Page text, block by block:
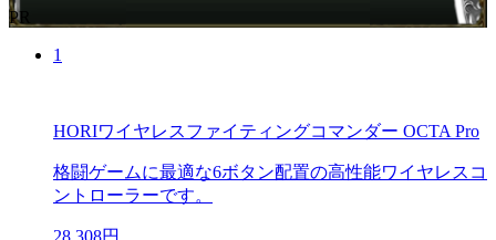
PR
1
HORIワイヤレスファイティングコマンダー OCTA Pro
格闘ゲームに最適な6ボタン配置の高性能ワイヤレスコ
ントローラーです。
28,308円